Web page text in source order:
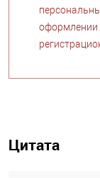
оформлении
Цитата